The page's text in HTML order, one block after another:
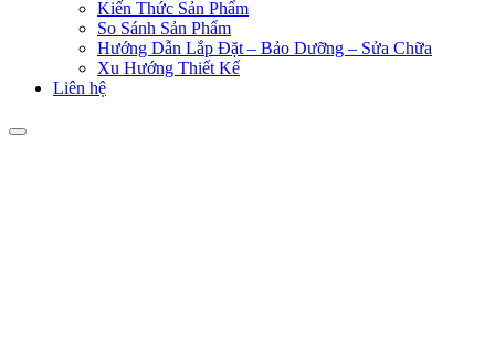
Kiến Thức Sản Phẩm
So Sánh Sản Phẩm
Hướng Dẫn Lắp Đặt – Bảo Dưỡng – Sửa Chữa
Xu Hướng Thiết Kế
Liên hệ